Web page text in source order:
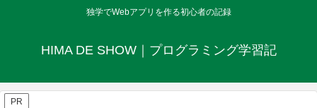
独学でWebアプリを作る初心者の記録
HIMA DE SHOW｜プログラミング学習記
PR